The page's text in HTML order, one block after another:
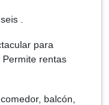
.
para
rentas
balcón,